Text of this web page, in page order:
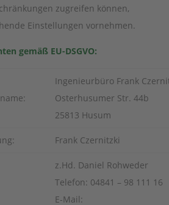
zugreifen können,
Einstellungen vornehmen.
gemäß EU-DSGVO:
Ingenieurbüro Frank
Osterhusumer Str. 44b
25813 Husum
Frank Czernitzki
z.Hd. Daniel Rohweder
Telefon: 04841 – 98 111 16
E-Mail: